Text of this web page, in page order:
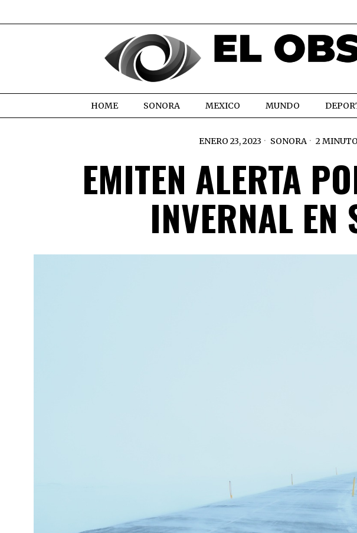
HOME SONORA MEXICO MUNDO
ENERO 23, 2023 SONORA 2
EMITEN ALERTA
INVERNAL EN